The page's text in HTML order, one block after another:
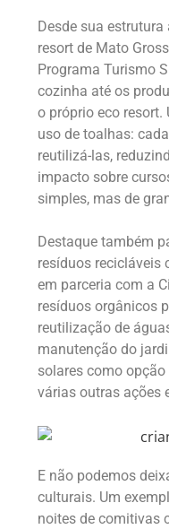
Desde sua
resort de Mato
Programa Turismo
cozinha até os
o próprio eco resort.
uso de toalhas:
reutilizá-las,
impacto sobre
simples, mas de
Destaque também
resíduos recicláveis
em parceria com a
resíduos orgânicos
reutilização de
manutenção do
solares como opção
várias outras ações
E não podemos
culturais. Um
noites de comitivas